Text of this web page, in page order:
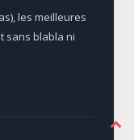
les meilleures
sans blabla ni